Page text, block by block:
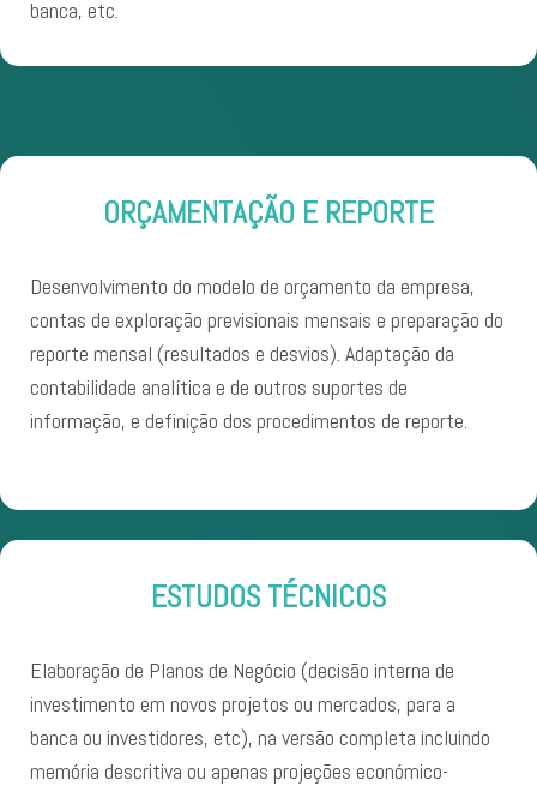
banca, etc.
ORÇAMENTAÇÃO E REPORTE
Desenvolvimento do modelo de orçamento da empresa,
contas de exploração previsionais mensais e preparação do
reporte mensal (resultados e desvios). Adaptação da
contabilidade analítica e de outros suportes de
informação, e definição dos procedimentos de reporte.
ESTUDOS TÉCNICOS
Elaboração de Planos de Negócio (decisão interna de
investimento em novos projetos ou mercados, para a
banca ou investidores, etc), na versão completa incluindo
memória descritiva ou apenas projeções económico-